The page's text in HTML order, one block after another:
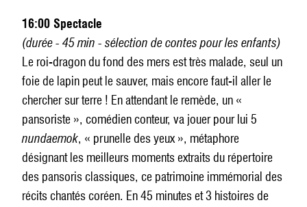
16:00 Spectacle
(durée - 45 min - sélection de contes pour les enfants)
Le roi-dragon du fond des mers est très malade, seul un
foie de lapin peut le sauver, mais encore faut-il aller le
chercher sur terre ! En attendant le remède, un «
pansoriste », comédien conteur, va jouer pour lui 5
nundaemok, « prunelle des yeux », métaphore
désignant les meilleurs moments extraits du répertoire
des pansoris classiques, ce patrimoine immémorial des
récits chantés coréen. En 45 minutes et 3 histoires de